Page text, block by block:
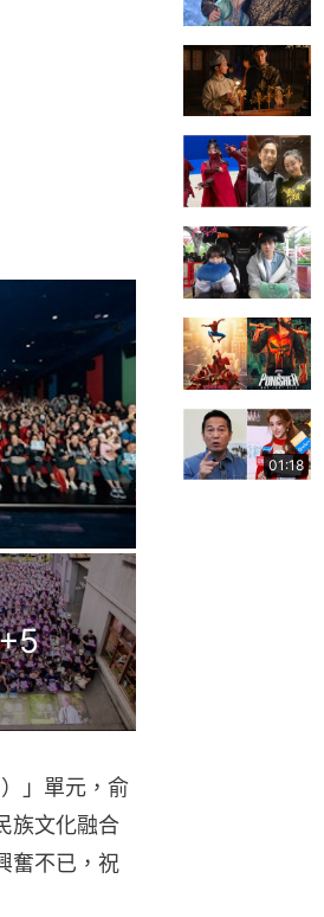
5
」單元，俞
族文化融合
奮不已，祝
01:18